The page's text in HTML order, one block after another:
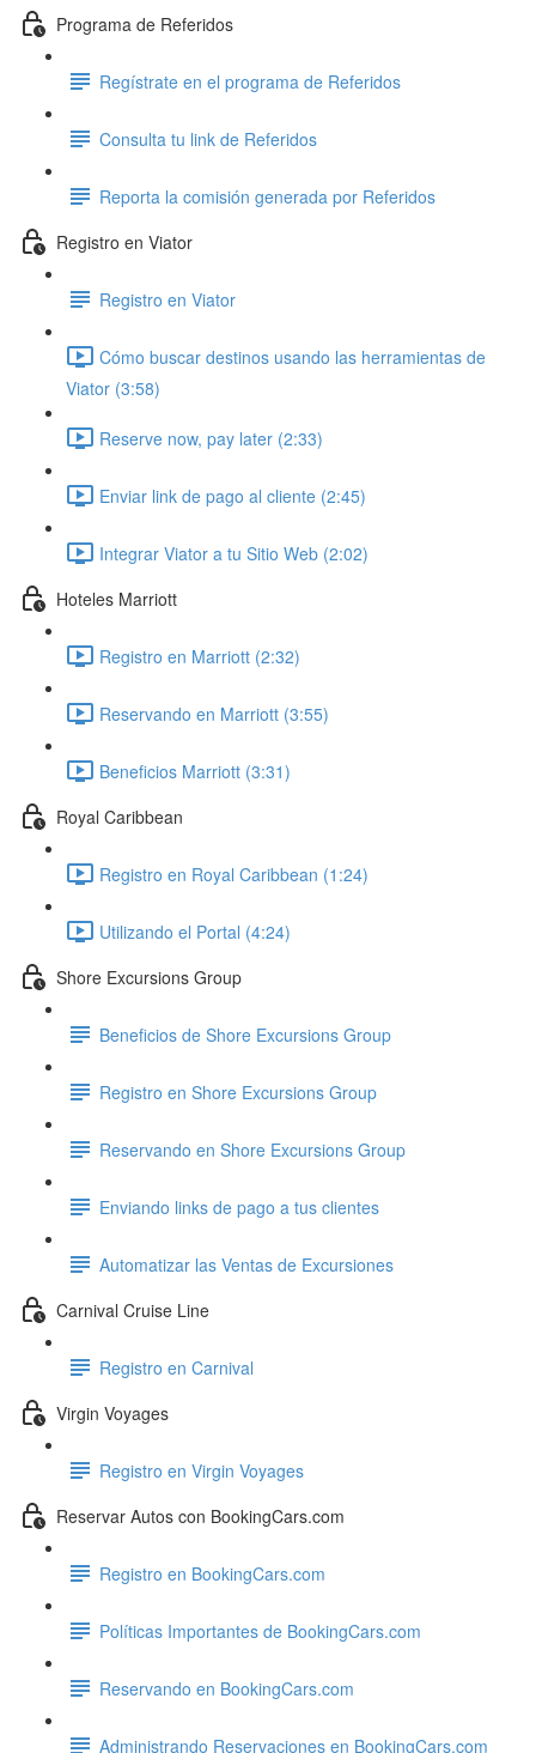
Programa de Referidos
Regístrate en el programa de Referidos
Consulta tu link de Referidos
Reporta la comisión generada por Referidos
Registro en Viator
Registro en Viator
Cómo buscar destinos usando las herramientas de
Viator (3:58)
Reserve now, pay later (2:33)
Enviar link de pago al cliente (2:45)
Integrar Viator a tu Sitio Web (2:02)
Hoteles Marriott
Registro en Marriott (2:32)
Reservando en Marriott (3:55)
Beneficios Marriott (3:31)
Royal Caribbean
Registro en Royal Caribbean (1:24)
Utilizando el Portal (4:24)
Shore Excursions Group
Beneficios de Shore Excursions Group
Registro en Shore Excursions Group
Reservando en Shore Excursions Group
Enviando links de pago a tus clientes
Automatizar las Ventas de Excursiones
Carnival Cruise Line
Registro en Carnival
Virgin Voyages
Registro en Virgin Voyages
Reservar Autos con BookingCars.com
Registro en BookingCars.com
Políticas Importantes de BookingCars.com
Reservando en BookingCars.com
Administrando Reservaciones en BookingCars.com